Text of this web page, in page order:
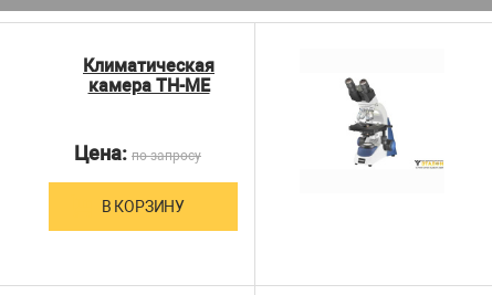
Климатическая
камера ТН-МЕ
Цена: по запросу
В КОРЗИНУ